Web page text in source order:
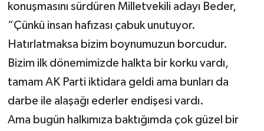
konuşmasını sürdüren Milletvekili adayı Beder,
“Çünkü insan hafızası çabuk unutuyor.
Hatırlatmaksa bizim boynumuzun borcudur.
Bizim ilk dönemimizde halkta bir korku vardı,
tamam AK Parti iktidara geldi ama bunları da
darbe ile alaşağı ederler endişesi vardı.
Ama bugün halkımıza baktığımda çok güzel bir